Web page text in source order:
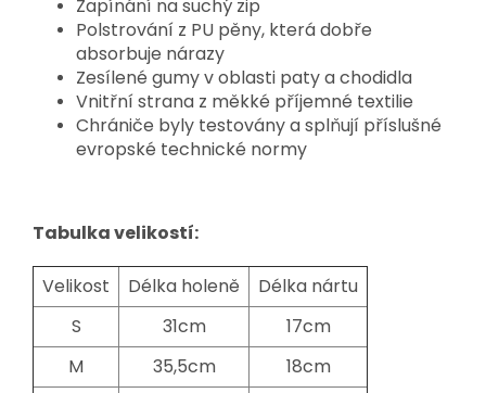
Zapínání na suchý zip
Polstrování z PU pěny, která dobře
absorbuje nárazy
Zesílené gumy v oblasti paty a chodidla
Vnitřní strana z měkké příjemné textilie
Chrániče byly testovány a splňují příslušné
evropské technické normy
Tabulka velikostí:
Velikost Délka holeně
Délka nártu
S
31cm
17cm
M
35,5cm
18cm